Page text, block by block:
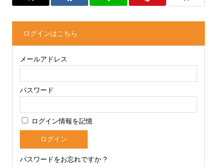
ログインはこちら
メールアドレス
パスワード
ログイン情報を記憶
パスワードをお忘れですか ?